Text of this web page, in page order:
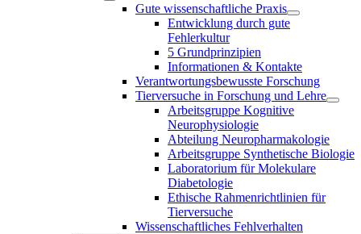
Gute wissenschaftliche Praxis
Entwicklung durch gute
Fehlerkultur
5 Grundprinzipien
Informationen & Kontakte
Verantwortungsbewusste Forschung
Tierversuche in Forschung und Lehre
Arbeitsgruppe Kognitive
Neurophysiologie
Abteilung Neuropharmakologie
Arbeitsgruppe Synthetische Biologie
Laboratorium für Molekulare
Diabetologie
Ethische Rahmenrichtlinien für
Tierversuche
Wissenschaftliches Fehlverhalten